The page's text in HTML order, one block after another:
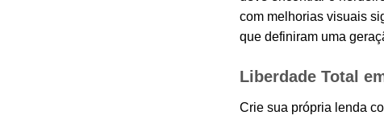
com melhorias visuais
que definiram uma
Liberdade Total
Crie sua própria lenda